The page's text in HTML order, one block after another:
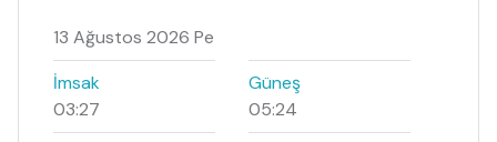
13 Ağustos 2026 Pe
İmsak
03:27
Güneş
05:24